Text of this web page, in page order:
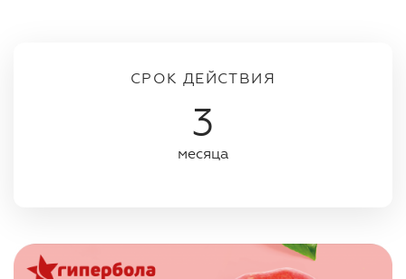
СРОК ДЕЙСТВИЯ
3
месяца